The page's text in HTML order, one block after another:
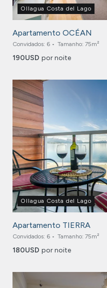
Ollagua Costa del Lago
Apartamento OCÉAN
Convidados: 6 Tamanho: 75m²
190USD por noite
Ollagua Costa del Lago
Apartamento TIERRA
Convidados: 6 Tamanho: 75m²
180USD por noite